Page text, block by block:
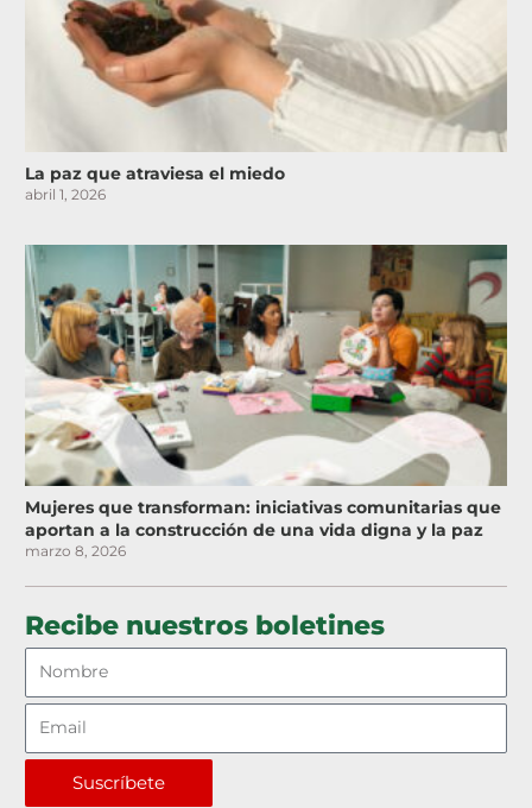
La paz que atraviesa el miedo
abril 1, 2026
Mujeres que transforman: iniciativas comunitarias que
aportan a la construcción de una vida digna y la paz
marzo 8, 2026
Recibe nuestros boletines
Suscríbete